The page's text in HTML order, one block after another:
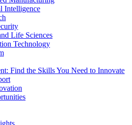
Intelligence
Life Sciences
Technology
Find the Skills You Need to Innovate